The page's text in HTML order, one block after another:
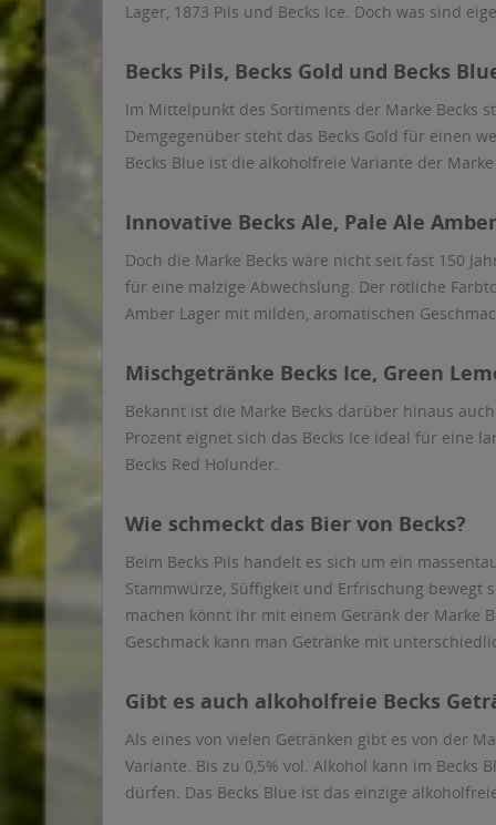
Lager, 1873 Pils und Becks Ice. Doch was sind
Becks Pils, Becks Gold und Becks
Im Mittelpunkt des Sortiments der Marke Becks
Demgegenüber steht das Becks Gold für einen
Becks Blue ist die alkoholfreie Variante der
Innovative Becks Ale, Pale Ale
Doch die Marke Becks wäre nicht seit fast 150
für eine malzige Abwechslung. Der rötliche
Amber Lager mit milden, aromatischen
Mischgetränke Becks Ice, Green
Bekannt ist die Marke Becks darüber hinaus
Prozent eignet sich das Becks Ice ideal für eine
Becks Red Holunder.
Wie schmeckt das Bier von Becks?
Beim Becks Pils handelt es sich um ein
Stammwürze, Süffigkeit und Erfrischung bewegt
machen könnt ihr mit einem Getränk der Marke
Geschmack kann man Getränke mit
Gibt es auch alkoholfreie Becks
Als eines von vielen Getränken gibt es von der
Variante. Bis zu 0,5% vol. Alkohol kann im
dürfen. Das Becks Blue ist das einzige